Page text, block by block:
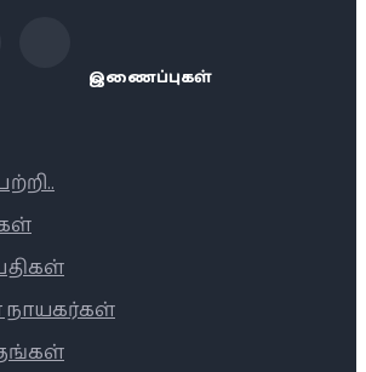
இணைப்புகள்
நாயகர்கள்